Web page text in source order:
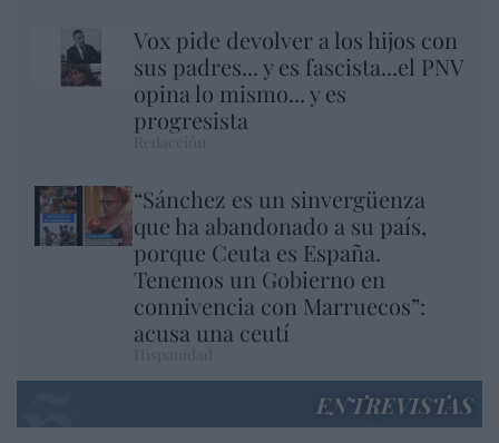
Vox pide devolver a los hijos con
sus padres... y es fascista...el PNV
opina lo mismo... y es
progresista
“Sánchez es un sinvergüenza
que ha abandonado a su país,
porque Ceuta es España.
Tenemos un Gobierno en
connivencia con Marruecos”:
acusa una ceutí
ENTREVISTAS